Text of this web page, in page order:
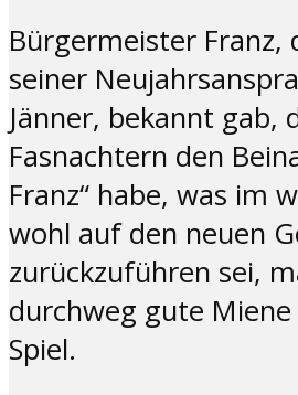
Bürgermeister Franz,
seiner
Jänner, bekannt gab,
Fasnachtern den
Franz“ habe, was im
wohl auf den neuen
zurückzuführen sei,
durchweg gute
Spiel.